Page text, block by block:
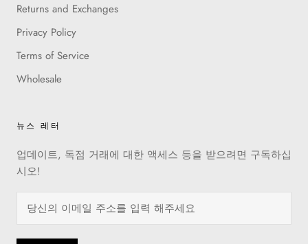
Returns and Exchanges
Privacy Policy
Terms of Service
Wholesale
뉴스 레터
업데이트, 독점 거래에 대한 액세스 등을 받으려면 구독하십
시오!